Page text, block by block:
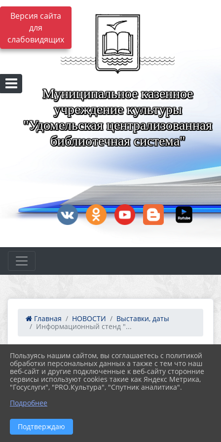
Версия сайта
для
слабовидящих
Муниципальное казенное
учреждение культуры
"Удомельская централизованная
библиотечная система"
Главная НОВОСТИ
Выставки, даты
Информационный стенд "...
14.06.2024 09:19 48
ИНФОРМАЦИОННЫЙ СТЕНД
"ВСЕМИРНЫЙ ДЕНЬ ДОНОРА КРОВИ"
Пользуясь нашим сайтом, вы соглашаетесь с политикой
обработки персональных данных а также с тем что наш
веб-сайт и другие подключенные к веб-сайту сторонние
сервисы используют cookies такие как Яндекс Метрика,
"Госуслуги", "PRO.Культура", "Спутник аналитика".
Подробнее
Подтверждаю